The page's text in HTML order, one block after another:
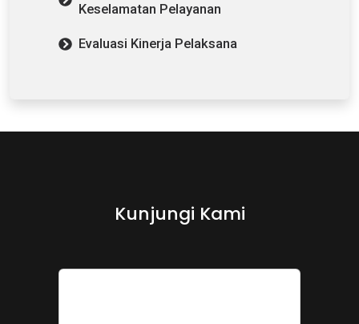
Keselamatan Pelayanan
Evaluasi Kinerja Pelaksana
Kunjungi Kami